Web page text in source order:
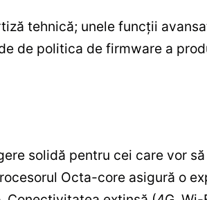
tehnică; unele funcții
de politica de firmware a
solidă pentru cei care vor
Octa-core asigură o